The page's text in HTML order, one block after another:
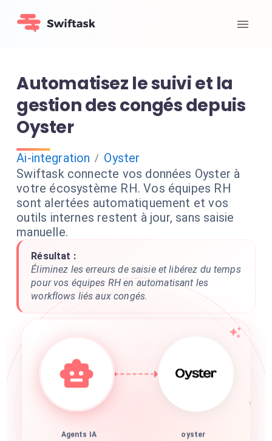
Automatisez le suivi et la
gestion des congés depuis
Oyster
Ai-integration / Oyster
Swiftask connecte vos données Oyster à
votre écosystème RH. Vos équipes RH
sont alertées automatiquement et vos
outils internes restent à jour, sans saisie
manuelle.
Résultat :
Éliminez les erreurs de saisie et libérez du temps
pour vos équipes RH en automatisant les
workflows liés aux congés.
Agents IA oyster